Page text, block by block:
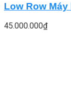
Low Row
45.000.000₫